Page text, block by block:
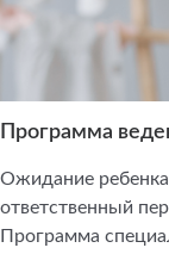
Программа
Ожидание
ответственный
Программа